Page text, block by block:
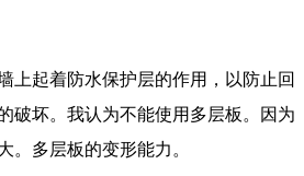
上起着防水保护层的作用，以防止回
破坏。我认为不能使用多层板。因为
。多层板的变形能力。